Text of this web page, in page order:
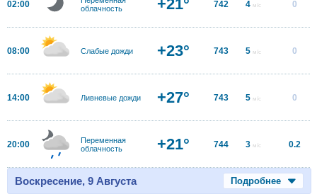
02:00
облачность
+21° 742 4 м/с 0
08:00 Слабые дожди +23° 743 5 м/с 0
14:00 Ливневые дожди +27° 743 5 м/с 0
20:00
Переменная
облачность
+21° 744 3 м/с 0.2
Воскресение, 9 Августа Подробнее